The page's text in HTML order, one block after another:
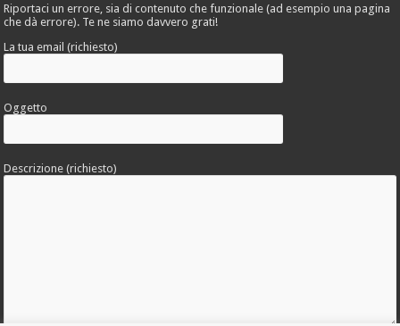
Riportaci un errore, sia di contenuto che funzionale (ad esempio una pagina
che dà errore). Te ne siamo davvero grati!
La tua email (richiesto)
Oggetto
Descrizione (richiesto)